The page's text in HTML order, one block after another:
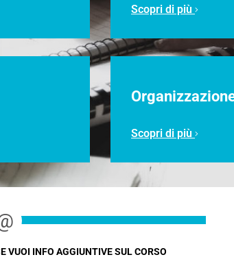
Scopri di più
Scopri di più
VUOI INFO AGGIUNTIVE SUL CORSO